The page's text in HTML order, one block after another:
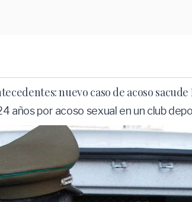
nuevo caso de acoso sacude
años por acoso sexual en un club